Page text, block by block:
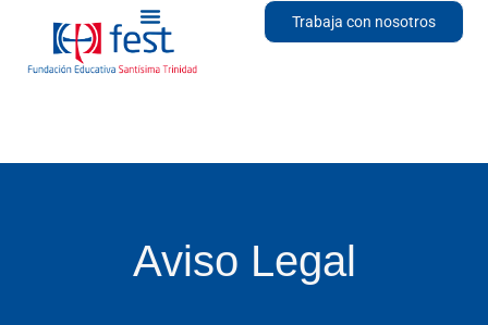
Trabaja con nosotros
Aviso Legal